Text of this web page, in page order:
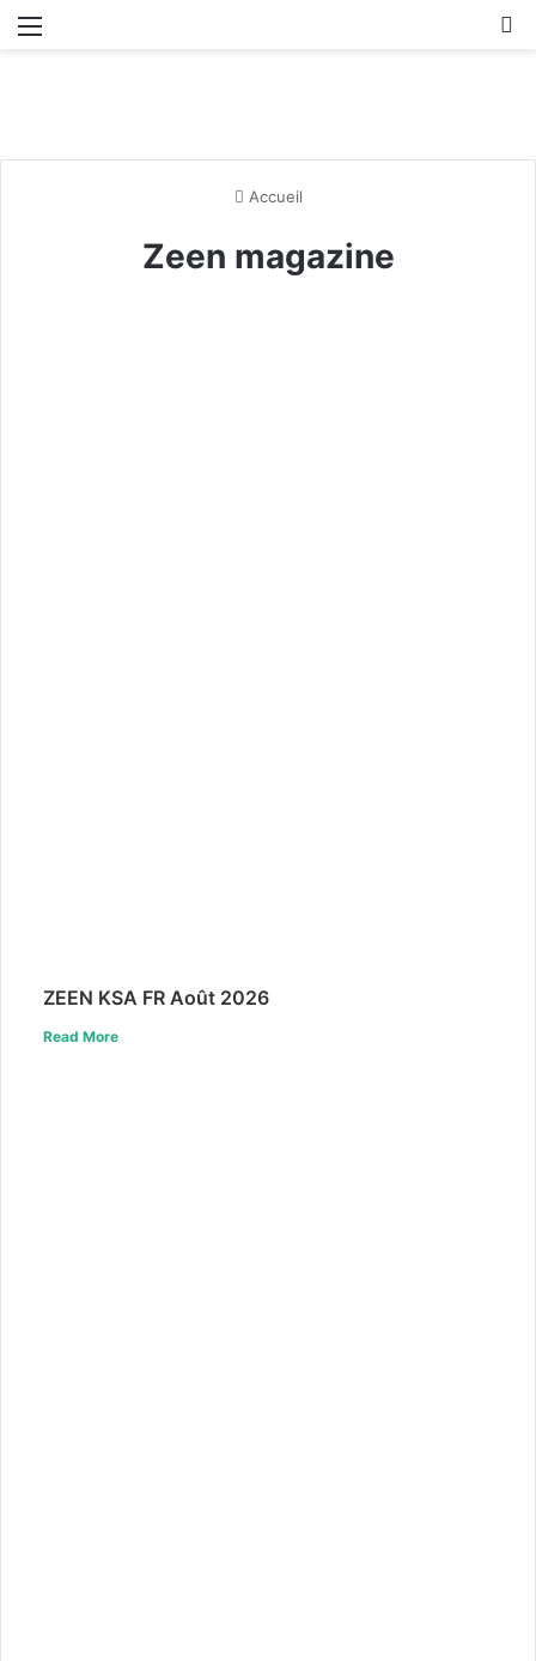
Accueil
Zeen magazine
ZEEN KSA FR Août 2026
Read More